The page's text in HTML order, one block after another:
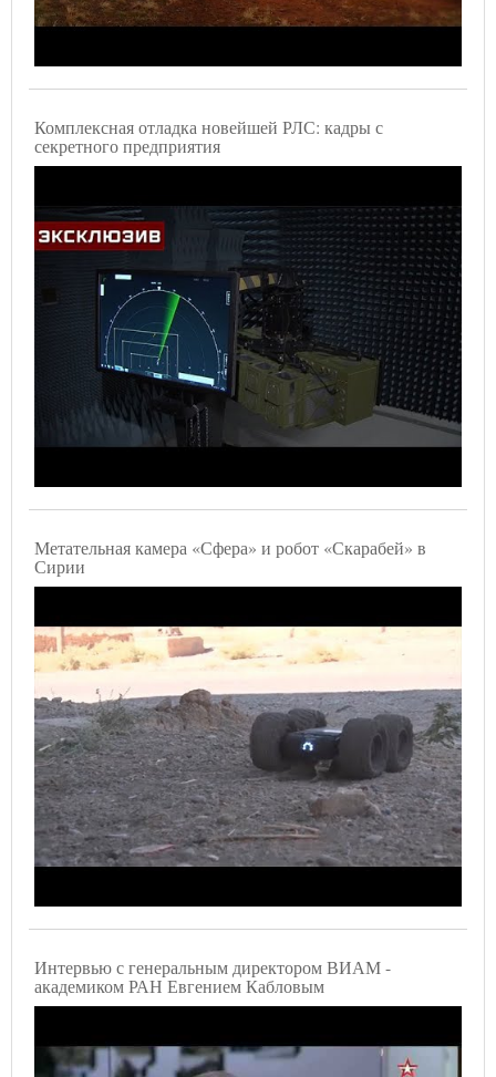
Комплексная отладка новейшей РЛС: кадры с
секретного предприятия
Метательная камера «Сфера» и робот «Скарабей» в
Сирии
Интервью с генеральным директором ВИАМ -
академиком РАН Евгением Кабловым